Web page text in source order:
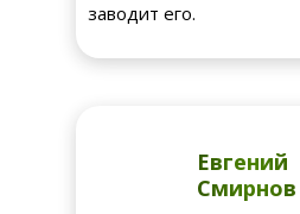
заводит его.
Евгений
Смирнов